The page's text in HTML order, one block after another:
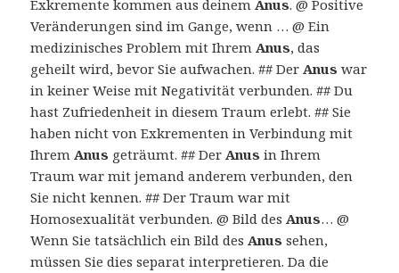
Exkremente kommen aus deinemAnus. @ Positive
Veränderungen sind im Gange, wenn … @ Ein
medizinisches Problem mit IhremAnus, das
geheilt wird, bevor Sie aufwachen. ## DerAnus war
in keiner Weise mit Negativität verbunden. ## Du
hast Zufriedenheit in diesem Traum erlebt. ## Sie
haben nicht von Exkrementen in Verbindung mit
IhremAnus geträumt. ## DerAnus in Ihrem
Traum war mit jemand anderem verbunden, den
Sie nicht kennen. ## Der Traum war mit
Homosexualität verbunden. @ Bild desAnus… @
Wenn Sie tatsächlich ein Bild desAnus sehen,
müssen Sie dies separat interpretieren. Da die